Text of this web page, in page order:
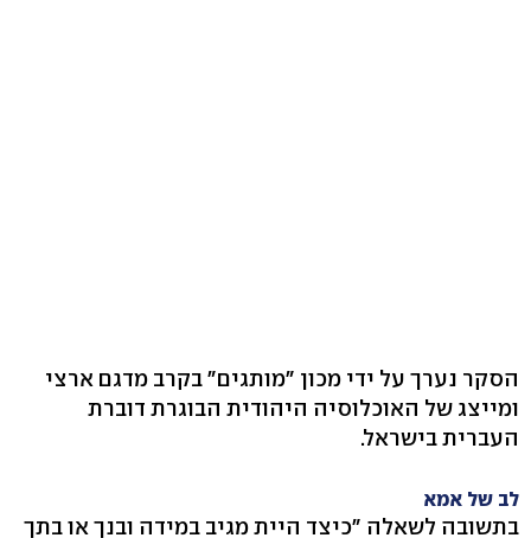
הסקר נערך על ידי מכון "מותגים" בקרב מדגם ארצי
ומייצג של האוכלוסיה היהודית הבוגרת דוברת
העברית בישראל.
לב של אמא
בתשובה לשאלה "כיצד היית מגיב במידה ובנך או בתך